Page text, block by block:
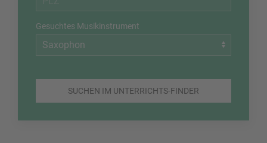
Gesuchtes Musikinstrument
SUCHEN IM UNTERRICHTS-FINDER